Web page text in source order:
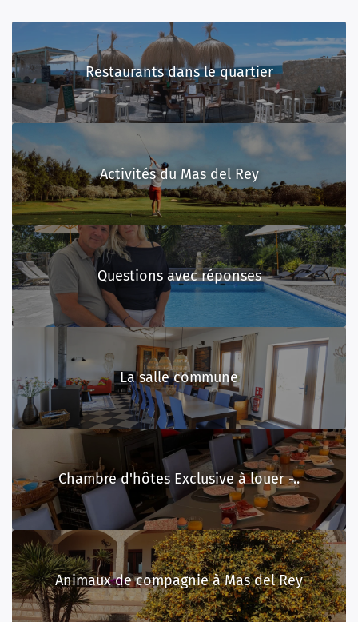
Chambre d'hôtes Exclusive à louer -..
La salle commune
Restaurants dans le quartier
Activités du Mas del Rey
Animaux de compagnie à Mas del Rey
Questions avec réponses